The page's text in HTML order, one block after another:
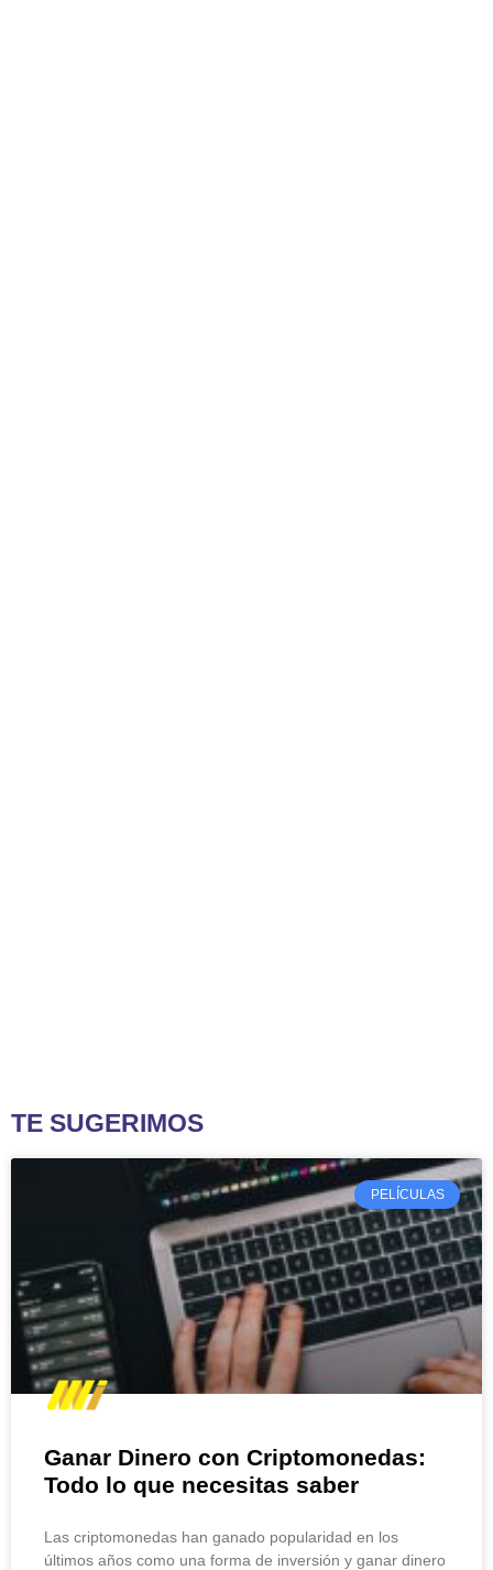
TE SUGERIMOS
PELÍCULAS
Ganar Dinero con Criptomonedas:
Todo lo que necesitas saber
Las criptomonedas han ganado popularidad en los
últimos años como una forma de inversión y ganar dinero